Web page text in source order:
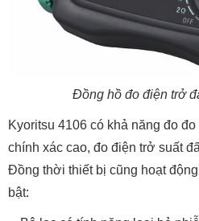
Đồng hồ đo điện trở
Kyoritsu 4106 có khả năng đo
chính xác cao, đo điện trở suất
Đồng thời thiết bị cũng hoạt
bật: